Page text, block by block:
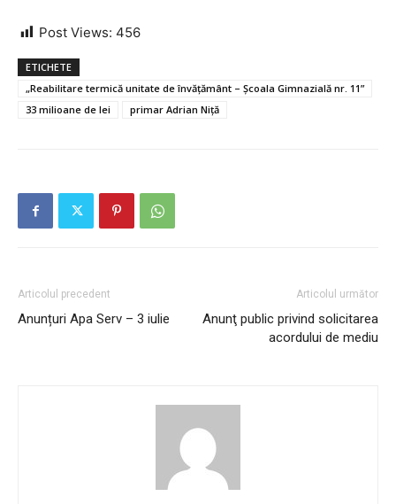
Post Views: 456
ETICHETE
„Reabilitare termică unitate de învățământ – Școala Gimnazială nr. 11”
33 milioane de lei
primar Adrian Niță
Articolul precedent
Anunțuri Apa Serv – 3 iulie
Articolul următor
Anunţ public privind solicitarea
acordului de mediu